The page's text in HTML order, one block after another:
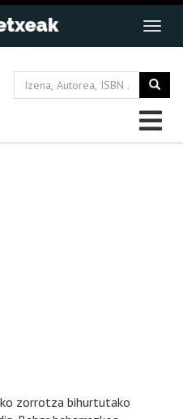
zorrotza bihurtutako